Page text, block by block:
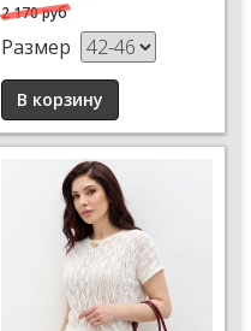
2 170 руб
Размер